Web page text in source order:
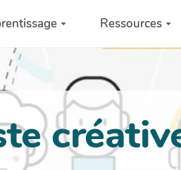
Ressources